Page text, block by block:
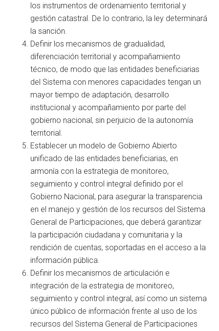
los instrumentos de ordenamiento territorial y
gestión catastral. De lo contrario, la ley determinará
la sanción.
Definir los mecanismos de gradualidad,
diferenciación territorial y acompañamiento
técnico, de modo que las entidades beneficiarias
del Sistema con menores capacidades tengan un
mayor tiempo de adaptación, desarrollo
institucional y acompañamiento por parte del
gobierno nacional, sin perjuicio de la autonomía
territorial.
Establecer un modelo de Gobierno Abierto
unificado de las entidades beneficiarias, en
armonía con la estrategia de monitoreo,
seguimiento y control integral definido por el
Gobierno Nacional, para asegurar la transparencia
en el manejo y gestión de los recursos del Sistema
General de Participaciones, que deberá garantizar
la participación ciudadana y comunitaria y la
rendición de cuentas, soportadas en el acceso a la
información pública.
Definir los mecanismos de articulación e
integración de la estrategia de monitoreo,
seguimiento y control integral, así como un sistema
único público de información frente al uso de los
recursos del Sistema General de Participaciones